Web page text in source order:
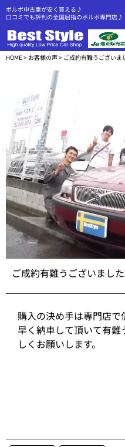
ボルボ中古車が安く買える♪
口コミでも評判の全国屈指のボルボ専門店♪
HOME> お客様の声> ご成約有難うございま
ご成約有難うございました
購入の決め手は専門店で
早く納車して頂いて有難
しくお願いします。